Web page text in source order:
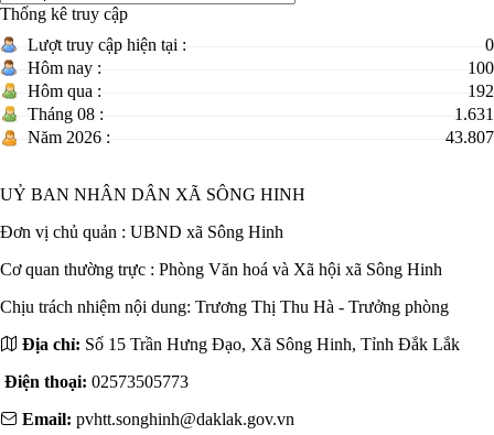
Thống kê truy cập
Lượt truy cập hiện tại :
0
Hôm nay :
100
Hôm qua :
192
Tháng 08 :
1.631
Năm 2026 :
43.807
UỶ BAN NHÂN DÂN XÃ SÔNG HINH
Đơn vị chủ quản : UBND xã Sông Hinh
Cơ quan thường trực : Phòng Văn hoá và Xã hội xã Sông Hinh
Chịu trách nhiệm nội dung: Trương Thị Thu Hà - Trưởng phòng
Địa chỉ: Số 15 Trần Hưng Đạo, Xã Sông Hinh, Tỉnh Đắk Lắk
Điện thoại: 02573505773
Email: pvhtt.songhinh@daklak.gov.vn